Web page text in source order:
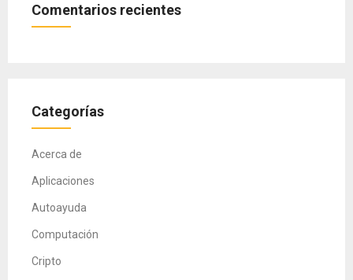
Comentarios recientes
Categorías
Acerca de
Aplicaciones
Autoayuda
Computación
Cripto